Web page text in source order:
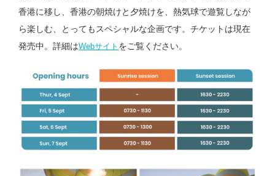
香港に移し、香港の朝焼けと夕焼けを、熱気球で遊覧しなが
ら楽しむ、とってもスペシャルな企画です。チケットは現在
発売中。詳細はWebサイト をご覧ください。